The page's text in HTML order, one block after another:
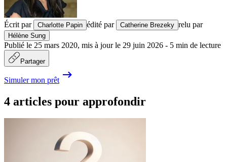
Écrit par Charlotte Papin édité par Catherine Brezeky relu par
Hélène Sung
Publié le 25 mars 2020, mis à jour le 29 juin 2026 - 5 min de lecture
Partager
Simuler mon prêt
4 articles pour approfondir